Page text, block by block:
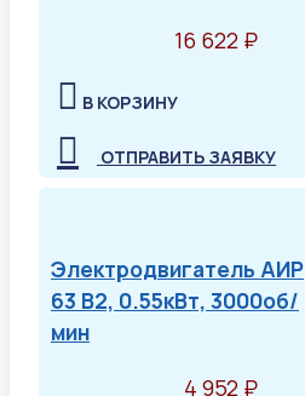
16 622 ₽
В КОРЗИНУ
ОТПРАВИТЬ ЗАЯВКУ
Электродвигатель АИР
63 В2, 0.55кВт, 3000об/
мин
4 952 ₽